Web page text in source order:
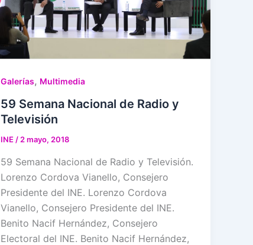
Galerías, Multimedia
59 Semana Nacional de Radio y
Televisión
INE / 2 mayo, 2018
59 Semana Nacional de Radio y Televisión.
Lorenzo Cordova Vianello, Consejero
Presidente del INE. Lorenzo Cordova
Vianello, Consejero Presidente del INE.
Benito Nacif Hernández, Consejero
Electoral del INE. Benito Nacif Hernández,